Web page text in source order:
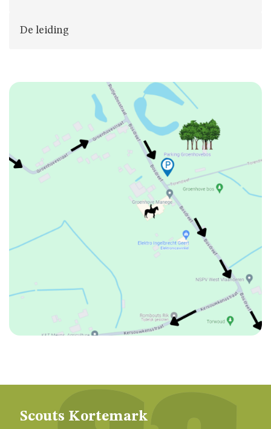
NIE
LOKAAL
SCOUTS
KORTEMARK
VOORWAARDEN
De leiding
Scouts Kortemark